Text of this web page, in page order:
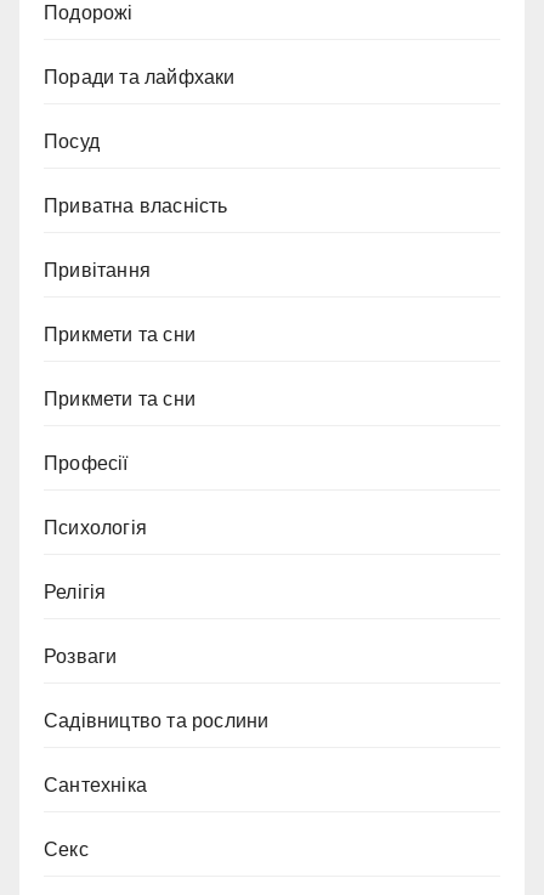
Подорожі
Поради та лайфхаки
Посуд
Приватна власність
Привітання
Прикмети та сни
Прикмети та сни
Професії
Психологія
Релігія
Розваги
Садівництво та рослини
Сантехніка
Секс